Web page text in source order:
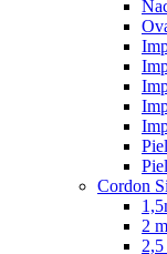
Cordon
2